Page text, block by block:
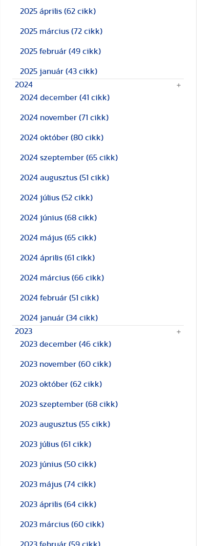
2025 április (62 cikk)
2025 március (72 cikk)
2025 február (49 cikk)
2025 január (43 cikk)
2024
2024 december (41 cikk)
2024 november (71 cikk)
2024 október (80 cikk)
2024 szeptember (65 cikk)
2024 augusztus (51 cikk)
2024 július (52 cikk)
2024 június (68 cikk)
2024 május (65 cikk)
2024 április (61 cikk)
2024 március (66 cikk)
2024 február (51 cikk)
2024 január (34 cikk)
2023
2023 december (46 cikk)
2023 november (60 cikk)
2023 október (62 cikk)
2023 szeptember (68 cikk)
2023 augusztus (55 cikk)
2023 július (61 cikk)
2023 június (50 cikk)
2023 május (74 cikk)
2023 április (64 cikk)
2023 március (60 cikk)